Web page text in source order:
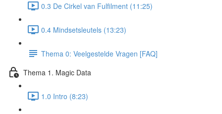
0.3 De Cirkel van Fulfilment (11:25)
0.4 Mindsetsleutels (13:23)
Thema 0: Veelgestelde Vragen [FAQ]
Thema 1. Magic Data
1.0 Intro (8:23)